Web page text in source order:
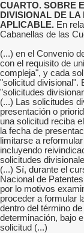
CUARTO. SOBRE
DIVISIONAL DE LA
APLICABLE. En
Cabanellas de las
(...) en el Convenio
con el requisito de
compleja", y cada
"solicitud divisional".
"solicitudes
(...) Las solicitudes
presentación o
una solicitud reciba
la fecha de
limitarse a
incluyendo
solicitudes
(...) Sí, durante el
Nacional de
por lo motivos
proceder a formular
dentro del término
determinación, bajo
solicitud (...)